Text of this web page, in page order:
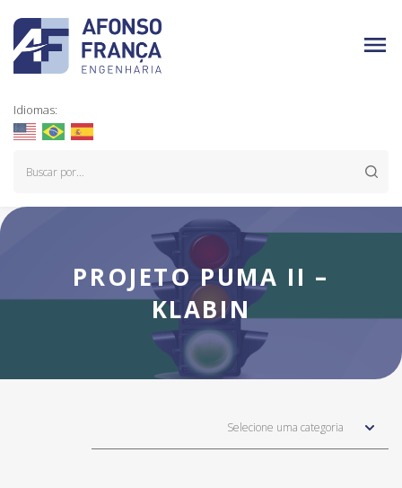
Idiomas:
PROJETO PUMA II –
KLABIN
Selecione uma categoria